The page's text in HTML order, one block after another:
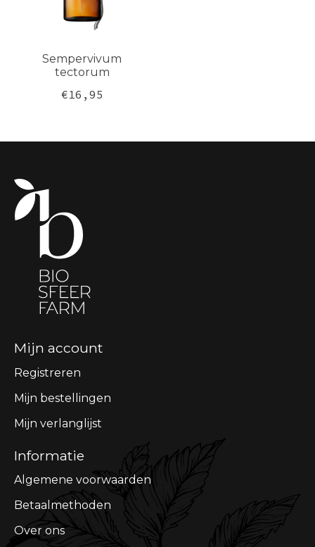
Sempervivum
tectorum
€16,95
Mijn account
Registreren
Mijn bestellingen
Mijn verlanglijst
Informatie
Algemene voorwaarden
Betaalmethoden
Over ons